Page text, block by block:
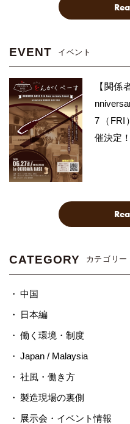
EVENT イベント
【関係
7（FRI
催決定！
CATEGORY カテゴリー
中国
日本編
働く環境・制度
Japan / Malaysia
社風・働き方
製造現場の裏側
展示会・イベント情報